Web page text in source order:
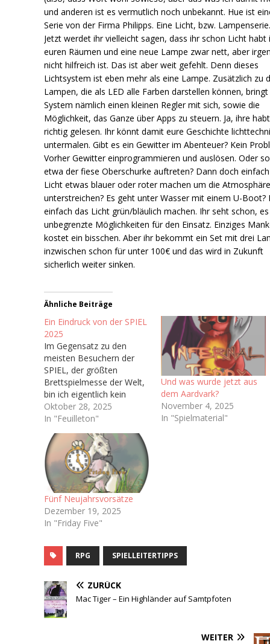
und anderen ist es vermutlich noch unbekannt. Hue ist
Serie von der Firma Philipps. Eine Licht, bzw.
Jetzt werdet ihr vielleicht sagen, dass ihr schon Licht habt
euren Räumen und eine neue Lampe zwar nett, aber
nicht hilfreich ist. Das ist aber weit gefehlt. Denn dieses
Lichtsystem ist eben mehr als eine Lampe. Zusätzlich zu
Lampen, die als LED alle Farben darstellen können,
System nämlich einen kleinen Regler mit sich, sowie die
Möglichkeit, das Ganze über Apps zu steuern. Ja, ihre habt
richtig gelesen. Ihr könnt damit eure Geschichte
untermalen. Gibt es ein Gewitter im Abenteuer? Kein
Vorher Gewitter einprogrammieren und auslösen. Oder
etwa der fiese Oberschurke auftreten? Dann doch
Licht etwas blauer oder roter machen um die
unterstreichen? Es geht unter Wasser mit einem U-Boot?
einfach das Licht grün/bläulich machen. Ihr seht schon,
unbegrenzte Möglichkeiten für den Einsatz. Einziges
kostet ein bisschen. Aber ihr bekommt ein Set mit drei
inzwischen schon für unter 100€ und das wird in Zukunft
sicherlich weiter sinken.
Ähnliche Beiträge
Ein Eindruck von der SPIEL
2025
Im Gegensatz zu den
meisten Besuchern der
SPIEL, der größten
Brettspielmesse der Welt,
bin ich eigentlich kein
Brettspieler. In meiner
Kindheit wurden bei uns
gespielt abseits von ab
und an Risiko oder
Monopoly,
dementsprechend habe
ich nie wirklich Zugang
zum Brettspielhobby
gefunden. Man könnte
sich also fragen…
Oktober 28, 2025
In "Feuilleton"
Und was wurde jetzt aus
dem Aardvark?
November 4, 2025
In "Spielmaterial"
Fünf Neujahrsvorsätze
Dezember 19, 2025
In "Friday Five"
RPG SPIELLEITERTIPPS
ZURÜCK
Mac Tiger – Ein Highländer auf Samtpfoten
WEITER